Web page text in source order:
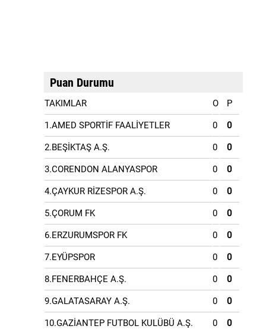
Puan Durumu
TAKIMLAR O P
1.AMED SPORTİF FAALİYETLER 0 0
2.BEŞİKTAŞ A.Ş. 0 0
3.CORENDON ALANYASPOR 0 0
4.ÇAYKUR RİZESPOR A.Ş. 0 0
5.ÇORUM FK 0 0
6.ERZURUMSPOR FK 0 0
7.EYÜPSPOR 0 0
8.FENERBAHÇE A.Ş. 0 0
9.GALATASARAY A.Ş. 0 0
10.GAZİANTEP FUTBOL KULÜBÜ A.Ş. 0 0